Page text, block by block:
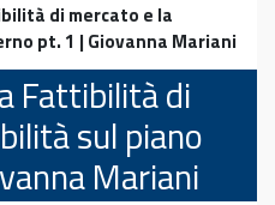
di mercato e la
pt. 1 | Giovanna Mariani
Fattibilità di
sul piano
Mariani